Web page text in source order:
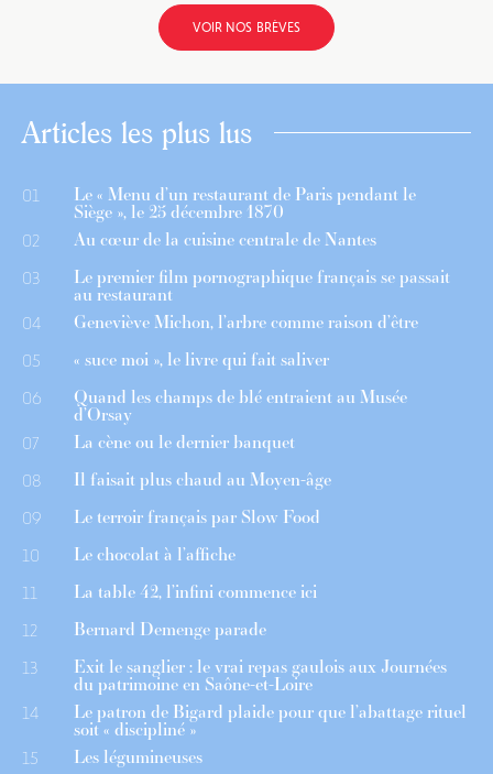
VOIR NOS BRÈVES
Articles les plus lus
01 Le « Menu d’un restaurant de Paris pendant le
Siège », le 25 décembre 1870
02 Au cœur de la cuisine centrale de Nantes
03 Le premier film pornographique français se passait
au restaurant
04 Geneviève Michon, l’arbre comme raison d’être
05 « suce moi », le livre qui fait saliver
06 Quand les champs de blé entraient au Musée
d’Orsay
07 La cène ou le dernier banquet
08 Il faisait plus chaud au Moyen-âge
09 Le terroir français par Slow Food
10 Le chocolat à l’affiche
11 La table 42, l’infini commence ici
12 Bernard Demenge parade
13 Exit le sanglier : le vrai repas gaulois aux Journées
du patrimoine en Saône-et-Loire
14 Le patron de Bigard plaide pour que l’abattage rituel
soit « discipliné »
15 Les légumineuses